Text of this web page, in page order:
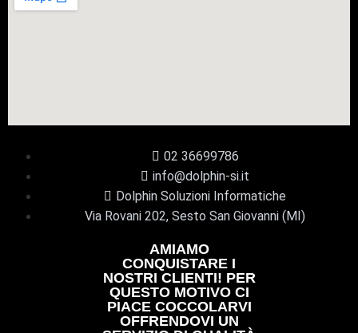
02 36699786
info@dolphin-si.it
Dolphin Soluzioni Informatiche
Via Rovani 202, Sesto San Giovanni (MI)
AMIAMO
CONQUISTARE I
NOSTRI CLIENTI! PER
QUESTO MOTIVO CI
PIACE COCCOLARVI
OFFRENDOVI UN